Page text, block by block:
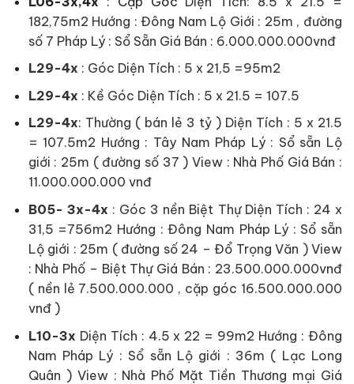
182,75m2 Hướng : Đông Nam Lộ Giới : 25m , đường
số 7 Pháp Lý : Sổ Sẵn Giá Bán : 6.000.000.000vnđ
L29-4x : Góc Diện Tích : 5 x 21,5 =95m2
L29-4x : Kề Góc Diện Tích : 5 x 21.5 = 107.5
L29-4x: Thường ( bán lẻ 3 tỷ ) Diện Tích : 5 x 21.5
= 107.5m2 Hướng : Tây Nam Pháp Lý : Sổ sẵn Lộ
giới : 25m ( đường số 37 ) View : Nhà Phố Giá Bán :
11.000.000.000 vnđ
B05- 3x-4x : Góc 3 nền Biệt Thự Diện Tích : 24 x
31,5 =756m2 Hướng : Đông Nam Pháp Lý : Sổ sẵn
Lộ giới : 25m ( đường số 24 – Đổ Trọng Văn ) View
: Nhà Phố – Biệt Thự Giá Bán : 23.500.000.000vnđ
( nền lẻ 7.500.000.000 , cặp góc 16.500.000.000
vnđ )
L10-3x Diện Tích : 4.5 x 22 = 99m2 Hướng : Đông
Nam Pháp Lý : Sổ sẵn Lộ giới : 36m ( Lạc Long
Quân ) View : Nhà Phố Mặt Tiền Thương mại Giá